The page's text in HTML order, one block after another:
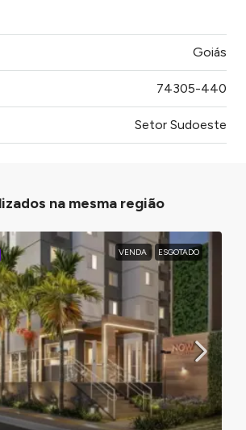
Goiás
74305-440
Setor Sudoeste
na mesma região
VENDA ESGOTADO